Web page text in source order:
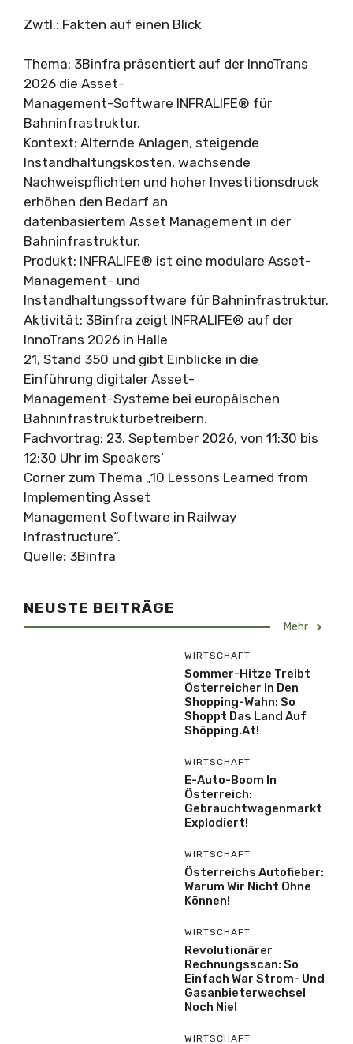
Zwtl.: Fakten auf einen Blick
Thema: 3Binfra präsentiert auf der InnoTrans
2026 die Asset-
Management-Software INFRALIFE® für
Bahninfrastruktur.
Kontext: Alternde Anlagen, steigende
Instandhaltungskosten, wachsende
Nachweispflichten und hoher Investitionsdruck
erhöhen den Bedarf an
datenbasiertem Asset Management in der
Bahninfrastruktur.
Produkt: INFRALIFE® ist eine modulare Asset-
Management- und
Instandhaltungssoftware für Bahninfrastruktur.
Aktivität: 3Binfra zeigt INFRALIFE® auf der
InnoTrans 2026 in Halle
21, Stand 350 und gibt Einblicke in die
Einführung digitaler Asset-
Management-Systeme bei europäischen
Bahninfrastrukturbetreibern.
Fachvortrag: 23. September 2026, von 11:30 bis
12:30 Uhr im Speakers‘
Corner zum Thema „10 Lessons Learned from
Implementing Asset
Management Software in Railway
Infrastructure“.
Quelle: 3Binfra
NEUSTE BEITRÄGE
Mehr
WIRTSCHAFT
Sommer-Hitze Treibt
Österreicher In Den
Shopping-Wahn: So
Shoppt Das Land Auf
Shöpping.at!
WIRTSCHAFT
E-Auto-Boom In
Österreich:
Gebrauchtwagenmarkt
Explodiert!
WIRTSCHAFT
Österreichs Autofieber:
Warum Wir Nicht Ohne
Können!
WIRTSCHAFT
Revolutionärer
Rechnungsscan: So
Einfach War Strom- Und
Gasanbieterwechsel
Noch Nie!
WIRTSCHAFT